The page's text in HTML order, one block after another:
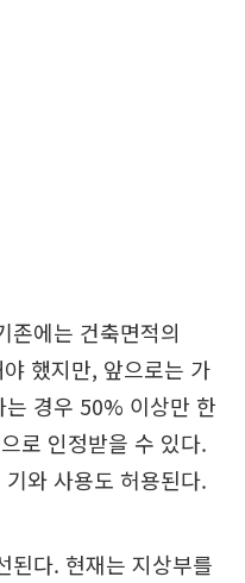
존에는 건축면적의
했지만, 앞으로는 가
경우 50% 이상만 한
로 인정받을 수 있다.
와 사용도 허용된다.
된다. 현재는 지상부를